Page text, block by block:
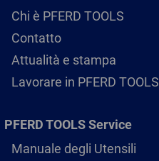
Chi è PFERD TOOLS
Contatto
Attualità e stampa
Lavorare in PFERD TOOLS
PFERD TOOLS Service
Manuale degli Utensili